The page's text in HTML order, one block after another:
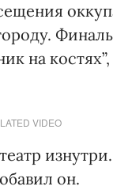
на костях”,
VIDEO
он.